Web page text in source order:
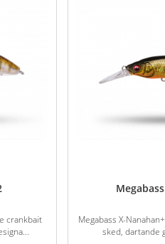
crankbait
Megabass X-
sked, dartande